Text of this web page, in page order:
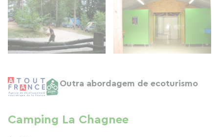
Outra abordagem de ecoturismo
Camping La Chagnee